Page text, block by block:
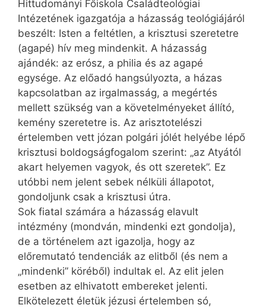
Hittudományi Főiskola Családteológiai
Intézetének igazgatója a házasság teológiájáról
beszélt: Isten a feltétlen, a krisztusi szeretetre
(agapé) hív meg mindenkit. A házasság
ajándék: az erósz, a philia és az agapé
egysége. Az előadó hangsúlyozta, a házas
kapcsolatban az irgalmasság, a megértés
mellett szükség van a követelményeket állító,
kemény szeretetre is. Az arisztotelészi
értelemben vett józan polgári jólét helyébe lépő
krisztusi boldogságfogalom szerint: „az Atyától
akart helyemen vagyok, és ott szeretek”. Ez
utóbbi nem jelent sebek nélküli állapotot,
gondoljunk csak a krisztusi útra.
Sok fiatal számára a házasság elavult
intézmény (mondván, mindenki ezt gondolja),
de a történelem azt igazolja, hogy az
előremutató tendenciák az elitből (és nem a
„mindenki” köréből) indultak el. Az elit jelen
esetben az elhivatott embereket jelenti.
Elkötelezett életük jézusi értelemben só,